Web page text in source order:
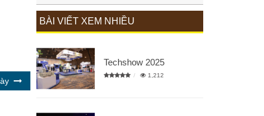
BÀI VIẾT XEM NHIỀU
Techshow 2025
1,212